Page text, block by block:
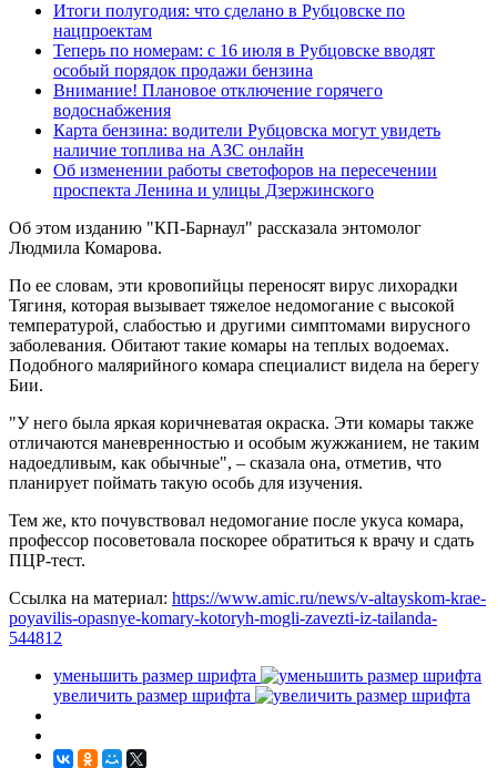
Итоги полугодия: что сделано в Рубцовске по
нацпроектам
Теперь по номерам: с 16 июля в Рубцовске вводят
особый порядок продажи бензина
Внимание! Плановое отключение горячего
водоснабжения
Карта бензина: водители Рубцовска могут увидеть
наличие топлива на АЗС онлайн
Об изменении работы светофоров на пересечении
проспекта Ленина и улицы Дзержинского
Об этом изданию "КП-Барнаул" рассказала энтомолог
Людмила Комарова.
По ее словам, эти кровопийцы переносят вирус лихорадки
Тягиня, которая вызывает тяжелое недомогание с высокой
температурой, слабостью и другими симптомами вирусного
заболевания. Обитают такие комары на теплых водоемах.
Подобного малярийного комара специалист видела на берегу
Бии.
"У него была яркая коричневатая окраска. Эти комары также
отличаются маневренностью и особым жужжанием, не таким
надоедливым, как обычные", – сказала она, отметив, что
планирует поймать такую особь для изучения.
Тем же, кто почувствовал недомогание после укуса комара,
профессор посоветовала поскорее обратиться к врачу и сдать
ПЦР-тест.
Ссылка на материал: https://www.amic.ru/news/v-altayskom-krae-
poyavilis-opasnye-komary-kotoryh-mogli-zavezti-iz-tailanda-
544812
уменьшить размер шрифта
увеличить размер шрифта